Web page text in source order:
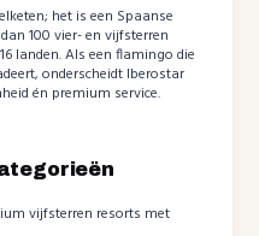
het is een Spaanse
100 vier- en vijfsterren
landen. Als een flamingo die
onderscheidt Iberostar
én premium service.
vijfsterren resorts met